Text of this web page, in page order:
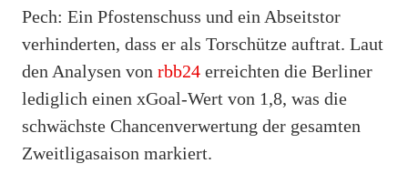
Pech: Ein Pfostenschuss und ein Abseitstor
verhinderten, dass er als Torschütze auftrat. Laut
den Analysen von rbb24 erreichten die Berliner
lediglich einen xGoal-Wert von 1,8, was die
schwächste Chancenverwertung der gesamten
Zweitligasaison markiert.